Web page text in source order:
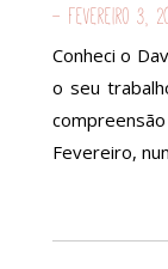
- Fevereiro 3,
Conheci o
o seu
Fevereiro,